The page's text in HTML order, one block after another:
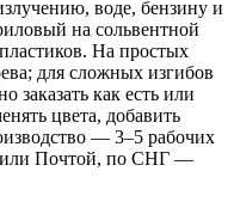
воде, бензину и
на сольвентной
На простых
для сложных изгибов
заказать как есть или
цвета, добавить
— 3–5 рабочих
или Почтой, по СНГ —